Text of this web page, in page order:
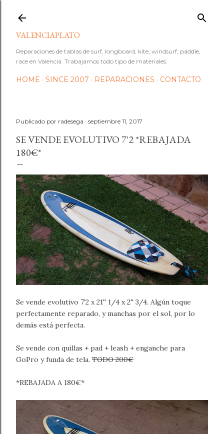
VALENCIAPLATO
Reparaciones de tablas de surf, longboard, kite, windsurf, paddle,
race en Valencia. Trabajamos todo tipo de materiales.
HOME SINCE 2007 REPARACIONES CONTACTO
Publicado por radesega septiembre 11, 2017
SE VENDE EVOLUTIVO 7'2 *REBAJADA
180€*
Se vende evolutivo 7'2 x 21'' 1/4 x 2'' 3/4. Algún toque
perfectamente reparado, y manchas por el sol, por lo
demás está perfecta.
Se vende con quillas + pad + leash + enganche para
GoPro y funda de tela. TODO 200€
*REBAJADA A 180€*